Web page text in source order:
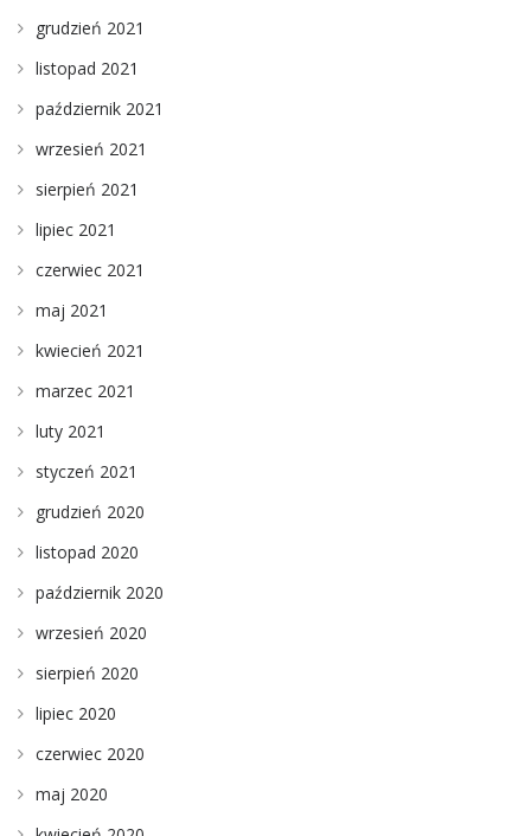
grudzień 2021
listopad 2021
październik 2021
wrzesień 2021
sierpień 2021
lipiec 2021
czerwiec 2021
maj 2021
kwiecień 2021
marzec 2021
luty 2021
styczeń 2021
grudzień 2020
listopad 2020
październik 2020
wrzesień 2020
sierpień 2020
lipiec 2020
czerwiec 2020
maj 2020